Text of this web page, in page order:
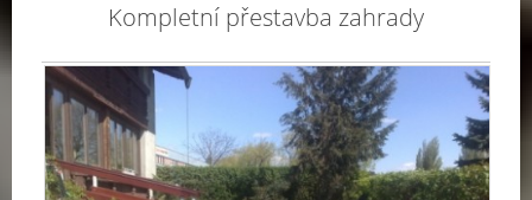
Kompletní přestavba zahrady